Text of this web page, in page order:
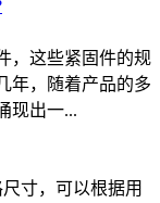
这些紧固件的规
年，随着产品的多
现出一...
寸，可以根据用